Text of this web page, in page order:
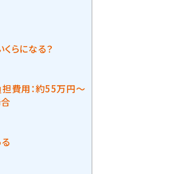
らになる？
費用：約55万円～